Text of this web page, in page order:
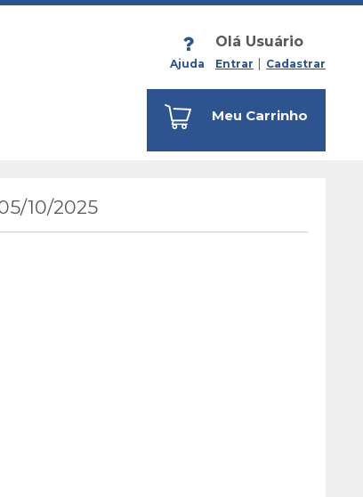
Ajuda
Olá Usuário
Entrar Cadastrar
Meu Carrinho
10/2025